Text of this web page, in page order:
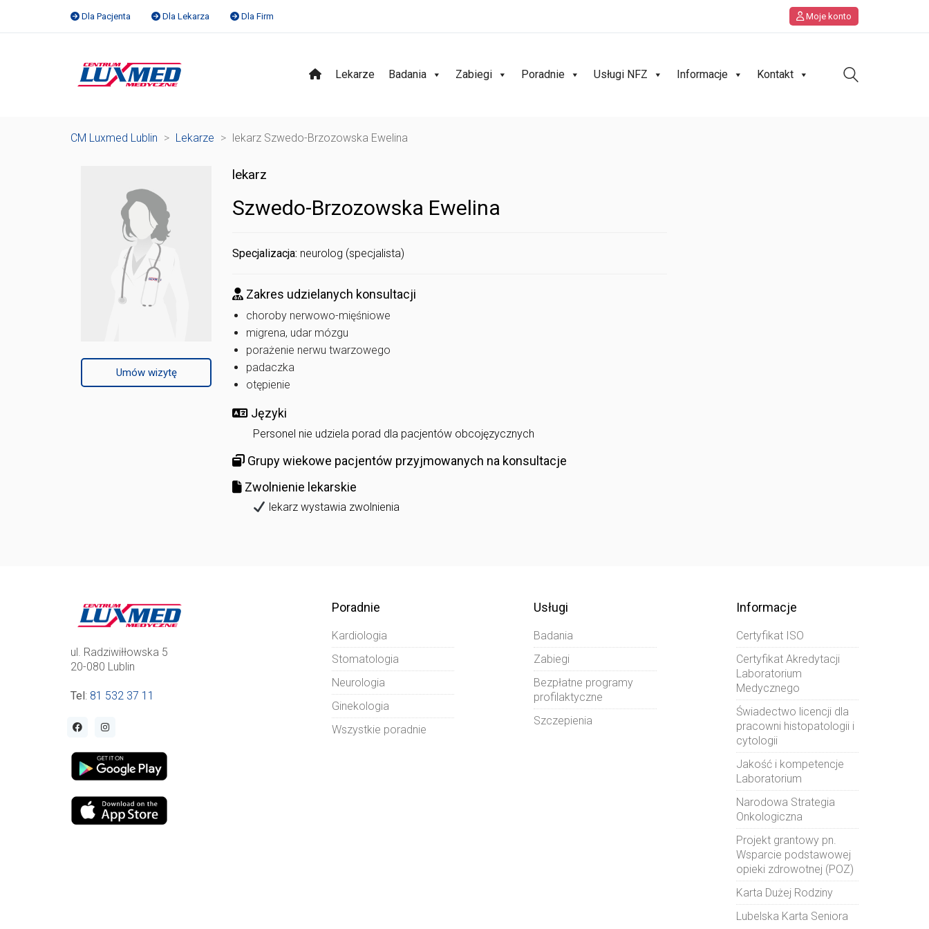
Dla Pacjenta Dla Lekarza Dla Firm Moje konto
Lekarze Badania Zabiegi Poradnie Usługi NFZ Informacje Kontakt
CM Luxmed Lublin > Lekarze > lekarz Szwedo-Brzozowska Ewelina
Umów wizytę
lekarz
Szwedo-Brzozowska Ewelina
Specjalizacja: neurolog (specjalista)
Zakres udzielanych konsultacji
choroby nerwowo-mięśniowe
migrena, udar mózgu
porażenie nerwu twarzowego
padaczka
otępienie
Języki
Personel nie udziela porad dla pacjentów obcojęzycznych
Grupy wiekowe pacjentów przyjmowanych na konsultacje
Zwolnienie lekarskie
lekarz wystawia zwolnienia
ul. Radziwiłłowska 5
20-080 Lublin
Tel: 81 532 37 11
Poradnie
Kardiologia
Stomatologia
Neurologia
Ginekologia
Wszystkie poradnie
Usługi
Badania
Zabiegi
Bezpłatne programy
profilaktyczne
Szczepienia
Informacje
Certyfikat ISO
Certyfikat Akredytacji
Laboratorium
Medycznego
Świadectwo licencji dla
pracowni histopatologii i
cytologii
Jakość i kompetencje
Laboratorium
Narodowa Strategia
Onkologiczna
Projekt grantowy pn.
Wsparcie podstawowej
opieki zdrowotnej (POZ)
Karta Dużej Rodziny
Lubelska Karta Seniora